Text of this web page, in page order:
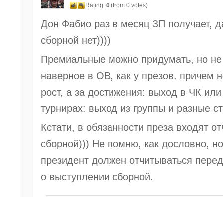
Rating: 0 (from 0 votes)
Дон Фабио раз в месяц ЗП получает,
сборной нет))))
Премиальные можно придумать, но не
наверное в ОВ, как у презов. причем
рост, а за достижения: выход в ЧК
турнирах: выход из группы и разные
Кстати, в обязанности преза входят
сборной))) Не помню, как дословно,
президент должен отчитываться
о выступлении сборной.